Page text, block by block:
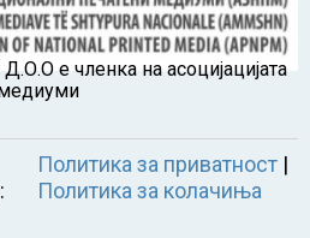
е членка на асоцијацијата
медиуми
Политика за приватност|
Политика за колачиња